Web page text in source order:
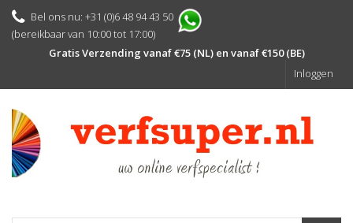
Bel ons nu: +31 (0)6 48 94 43 50
(bereikbaar van 10:00 tot 17:00)
Gratis Verzending vanaf €75 (NL) en vanaf €150 (BE)
Inloggen